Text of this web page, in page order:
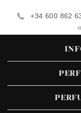
+34 600 862